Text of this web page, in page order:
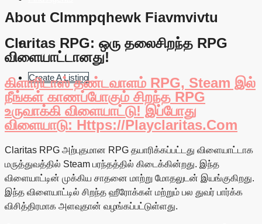
Create A Listing
About Clmmpqhewk Fiavmvivtu
Claritas RPG: ஒரு தலைசிறந்த RPG
விளையாட்டானது!
கிளாரிடாஸ் தண்டவாளம் RPG, Steam இல்
நீங்கள் காணப்போகும் சிறந்த RPG
உருவாக்கி விளையாட்டு! இப்போது
விளையாடு: Https://playclaritas.com
Claritas RPG அற்புதமான RPG தயாரிக்கப்பட்டது விளையாட்டாக
மருத்துவத்தில் Steam பரந்தத்தில் கிடைக்கின்றது. இந்த
விளையாட்டின் முக்கிய சாதனை மாற்று மோதலுடன் இயங்குகிறது.
இந்த விளையாட்டில் சிறந்த ஹீரோக்கள் மற்றும் பல துவர் பார்க்க
விசித்திரமாக அளவுதான் வழங்கப்பட்டுள்ளது.